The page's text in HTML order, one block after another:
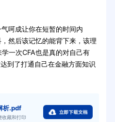
呵成让你在短暂的时间内
然后该记忆的能背下来，该理
一次CFA也是真的对自己有
到了打通自己在金融方面知识
析.pdf
收藏和打印